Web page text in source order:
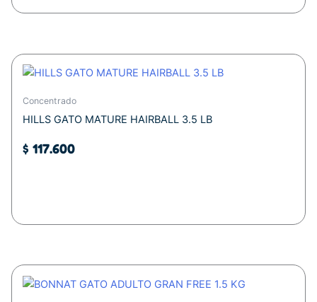
Concentrado
HILLS GATO MATURE HAIRBALL 3.5 LB
$ 117.600